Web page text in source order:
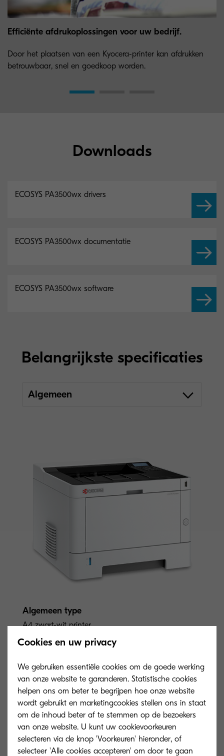
Efficiënte afdrukoplossingen voor uw bedrijf.
Door het plaatsen van een Kyocera-printer kan afdrukken
betrouwbaar, snel en goedkoop worden.
Downloads
ECOSYS PA3500wx drivers
ECOSYS PA3500wx documentatie
ECOSYS PA3500wx software
Belangrijkste specificaties
Algemeen
Algemeen type
A4 zwart-wit printer
Tot 35 pagina’s per minuut in A4
Opwarmtijd
Circa 15 seconden na inschakeling
Stroomverbruik
Cookies en uw privacy
We gebruiken essentiële cookies om de goede werking
van onze website te garanderen. Statistische cookies
helpen ons om beter te begrijpen hoe onze website
wordt gebruikt en marketingcookies stellen ons in staat
om de inhoud beter af te stemmen op de bezoekers
van onze website. U kunt uw cookievoorkeuren
selecteren via de knop 'Voorkeuren' hieronder, of
selecteer 'Alle cookies accepteren' om door te gaan